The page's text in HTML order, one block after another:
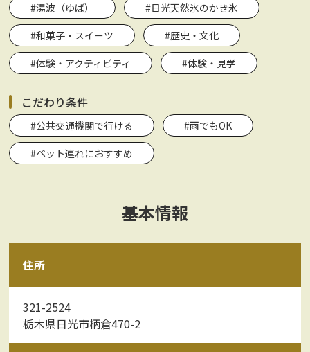
#湯波（ゆば）
#日光天然氷のかき氷
#和菓子・スイーツ
#歴史・文化
#体験・アクティビティ
#体験・見学
こだわり条件
#公共交通機関で行ける
#雨でもOK
#ペット連れにおすすめ
基本情報
住所
321-2524
栃木県日光市柄倉470-2